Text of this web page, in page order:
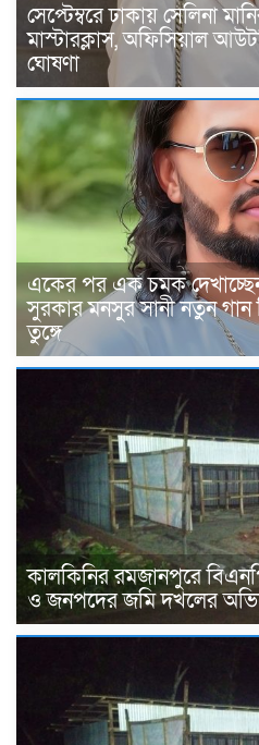
সেপ্টেম্বরে ঢাকায় সেলিনা
মাস্টারক্লাস, অফিসিয়াল
ঘোষণা
একের পর এক চমক
সুরকার মনসুর সানী নতুন গান
তুঙ্গে
কালকিনির রমজানপুরে
ও জনপদের জমি দখলের